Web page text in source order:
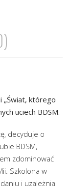
„Świat, którego
uciech BDSM.
decyduje o
BDSM,
zdominować
Szkolona w
i uzależnia